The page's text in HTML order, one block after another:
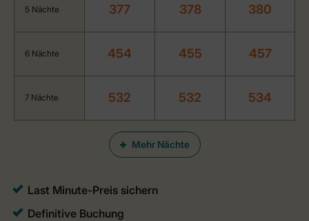
Mehr Nächte
5 Nächte 377 378 380
6 Nächte 454 455 457
7 Nächte 532 532 534